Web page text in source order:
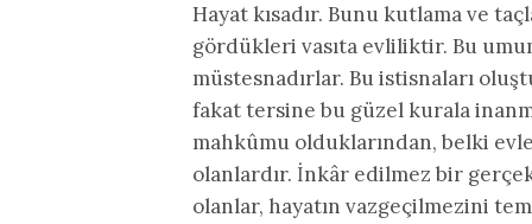
Hayat kısadır. Bunu kutlama ve
gördükleri vasıta evliliktir. Bu
müstesnadırlar. Bu istisnaları
fakat tersine bu güzel kurala
mahkûmu olduklarından, belki
olanlardır. İnkâr edilmez bir
olanlar, hayatın vazgeçilmezini